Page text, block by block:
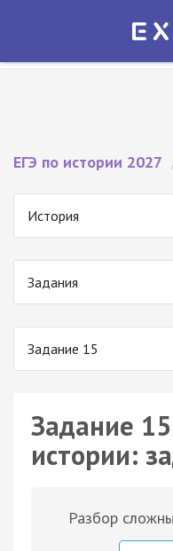
Экзамер —
ЕГЭ по истории 2027
История
Задания
Задание 15
Задание
истории:
Разбор